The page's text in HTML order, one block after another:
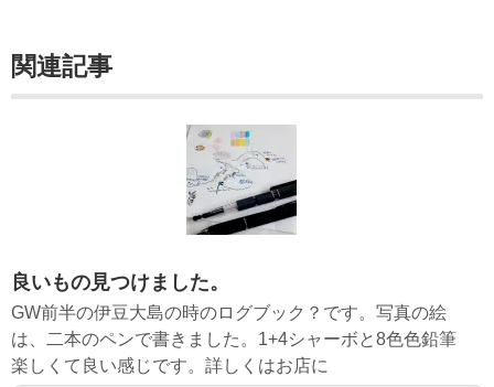
関連記事
良いもの見つけました。
GW前半の伊豆大島の時のログブック？です。写真の絵
は、二本のペンで書きました。1+4シャーボと8色色鉛筆
楽しくて良い感じです。詳しくはお店に